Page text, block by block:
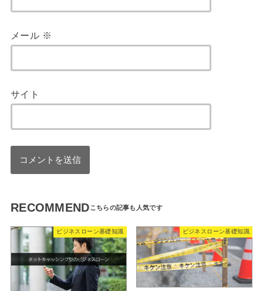
メール ※
サイト
RECOMMEND
ビジネスローン基礎知識 ビジネスローン基礎知識